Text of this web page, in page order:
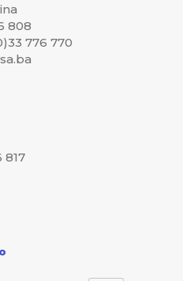
808
776 770
817